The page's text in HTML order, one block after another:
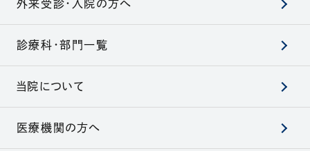
外来受診・入院の方へ
診療科・部門一覧
当院について
医療機関の方へ